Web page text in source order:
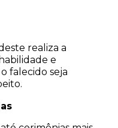
realiza a
e
falecido seja